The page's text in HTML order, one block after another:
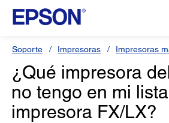
Soporte Impresoras Impresoras
¿Qué impresora
no tengo en mi
impresora FX/LX?